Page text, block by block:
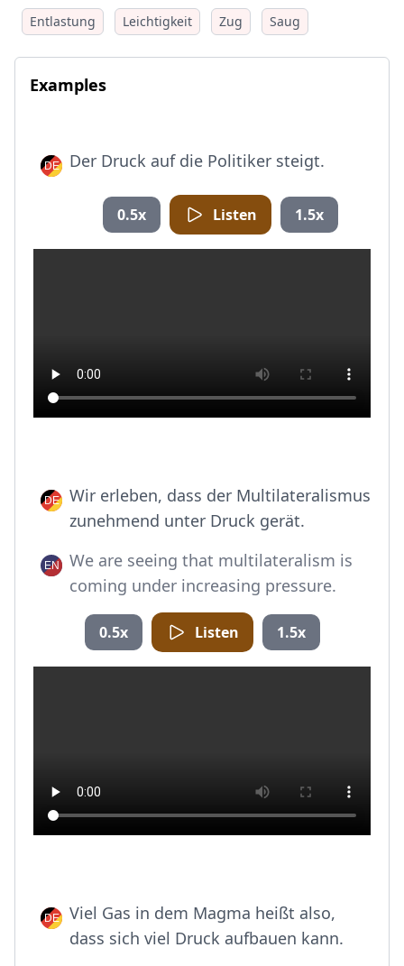
Entlastung Leichtigkeit Zug Saug
Examples
Der Druck auf die Politiker steigt.
0.5x Listen 1.5x
Wir erleben, dass der Multilateralismus
zunehmend unter Druck gerät.
We are seeing that multilateralism is
coming under increasing pressure.
0.5x Listen 1.5x
Viel Gas in dem Magma heißt also,
dass sich viel Druck aufbauen kann.